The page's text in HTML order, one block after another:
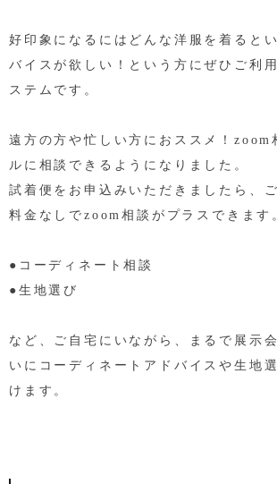
好印象になるにはどんな洋服を着ると
バイスが欲しい！という方にぜひご利
ステムです。
遠方の方や忙しい方におススメ！zoom
ルに相談できるようになりました。
試着便をお申込みいただきましたら、
料金なしでzoom相談がプラスできます
●コーディネート相談
●生地選び
など、ご自宅にいながら、まるで展示
いにコーディネートアドバイスや生地
けます。